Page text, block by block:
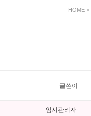
HOME >
글쓴이
임시관리자